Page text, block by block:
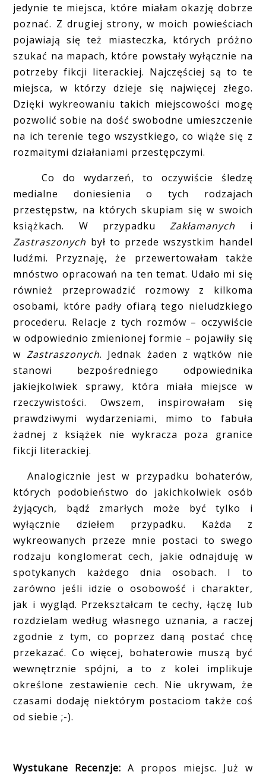
jedynie te miejsca, które miałam okazję dobrze
poznać. Z drugiej strony, w moich powieściach
pojawiają się też miasteczka, których próżno
szukać na mapach, które powstały wyłącznie na
potrzeby fikcji literackiej. Najczęściej są to te
miejsca, w którzy dzieje się najwięcej złego.
Dzięki wykreowaniu takich miejscowości mogę
pozwolić sobie na dość swobodne umieszczenie
na ich terenie tego wszystkiego, co wiąże się z
rozmaitymi działaniami przestępczymi.
Co do wydarzeń, to oczywiście śledzę
medialne doniesienia o tych rodzajach
przestępstw, na których skupiam się w swoich
książkach. W przypadkuZakłamanych i
Zastraszonych był to przede wszystkim handel
ludźmi. Przyznaję, że przewertowałam także
mnóstwo opracowań na ten temat. Udało mi się
również przeprowadzić rozmowy z kilkoma
osobami, które padły ofiarą tego nieludzkiego
procederu. Relacje z tych rozmów – oczywiście
w odpowiednio zmienionej formie – pojawiły się
w Zastraszonych. Jednak żaden z wątków nie
stanowi bezpośredniego odpowiednika
jakiejkolwiek sprawy, która miała miejsce w
rzeczywistości. Owszem, inspirowałam się
prawdziwymi wydarzeniami, mimo to fabuła
żadnej z książek nie wykracza poza granice
fikcji literackiej.
Analogicznie jest w przypadku bohaterów,
których podobieństwo do jakichkolwiek osób
żyjących, bądź zmarłych może być tylko i
wyłącznie dziełem przypadku. Każda z
wykreowanych przeze mnie postaci to swego
rodzaju konglomerat cech, jakie odnajduję w
spotykanych każdego dnia osobach. I to
zarówno jeśli idzie o osobowość i charakter,
jak i wygląd. Przekształcam te cechy, łączę lub
rozdzielam według własnego uznania, a raczej
zgodnie z tym, co poprzez daną postać chcę
przekazać. Co więcej, bohaterowie muszą być
wewnętrznie spójni, a to z kolei implikuje
określone zestawienie cech. Nie ukrywam, że
czasami dodaję niektórym postaciom także coś
od siebie ;-).
Wystukane Recenzje: A propos miejsc. Już w